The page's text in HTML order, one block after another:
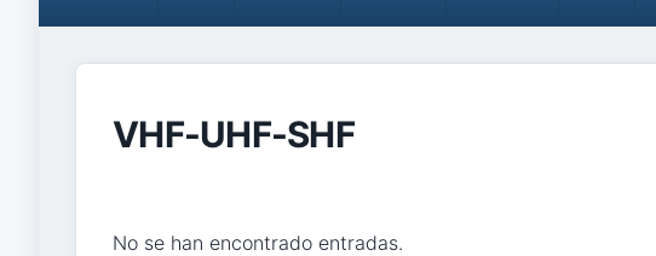
VHF-UHF-SHF
No se han encontrado entradas.